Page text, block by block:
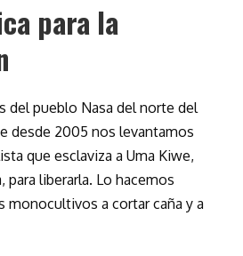
para la
del pueblo Nasa del norte del
desde 2005 nos levantamos
que esclaviza a Uma Kiwe,
para liberarla. Lo hacemos
monocultivos a cortar caña y a